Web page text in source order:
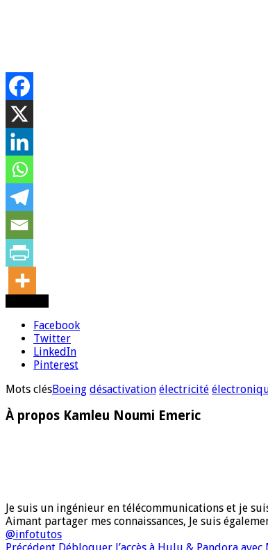
Facebook
Twitter
LinkedIn
Pinterest
Mots clésBoeing désactivation électricité
À propos Kamleu Noumi Emeric
Je suis un ingénieur en télécommunications et je
Aimant partager mes connaissances, Je suis
@infotutos